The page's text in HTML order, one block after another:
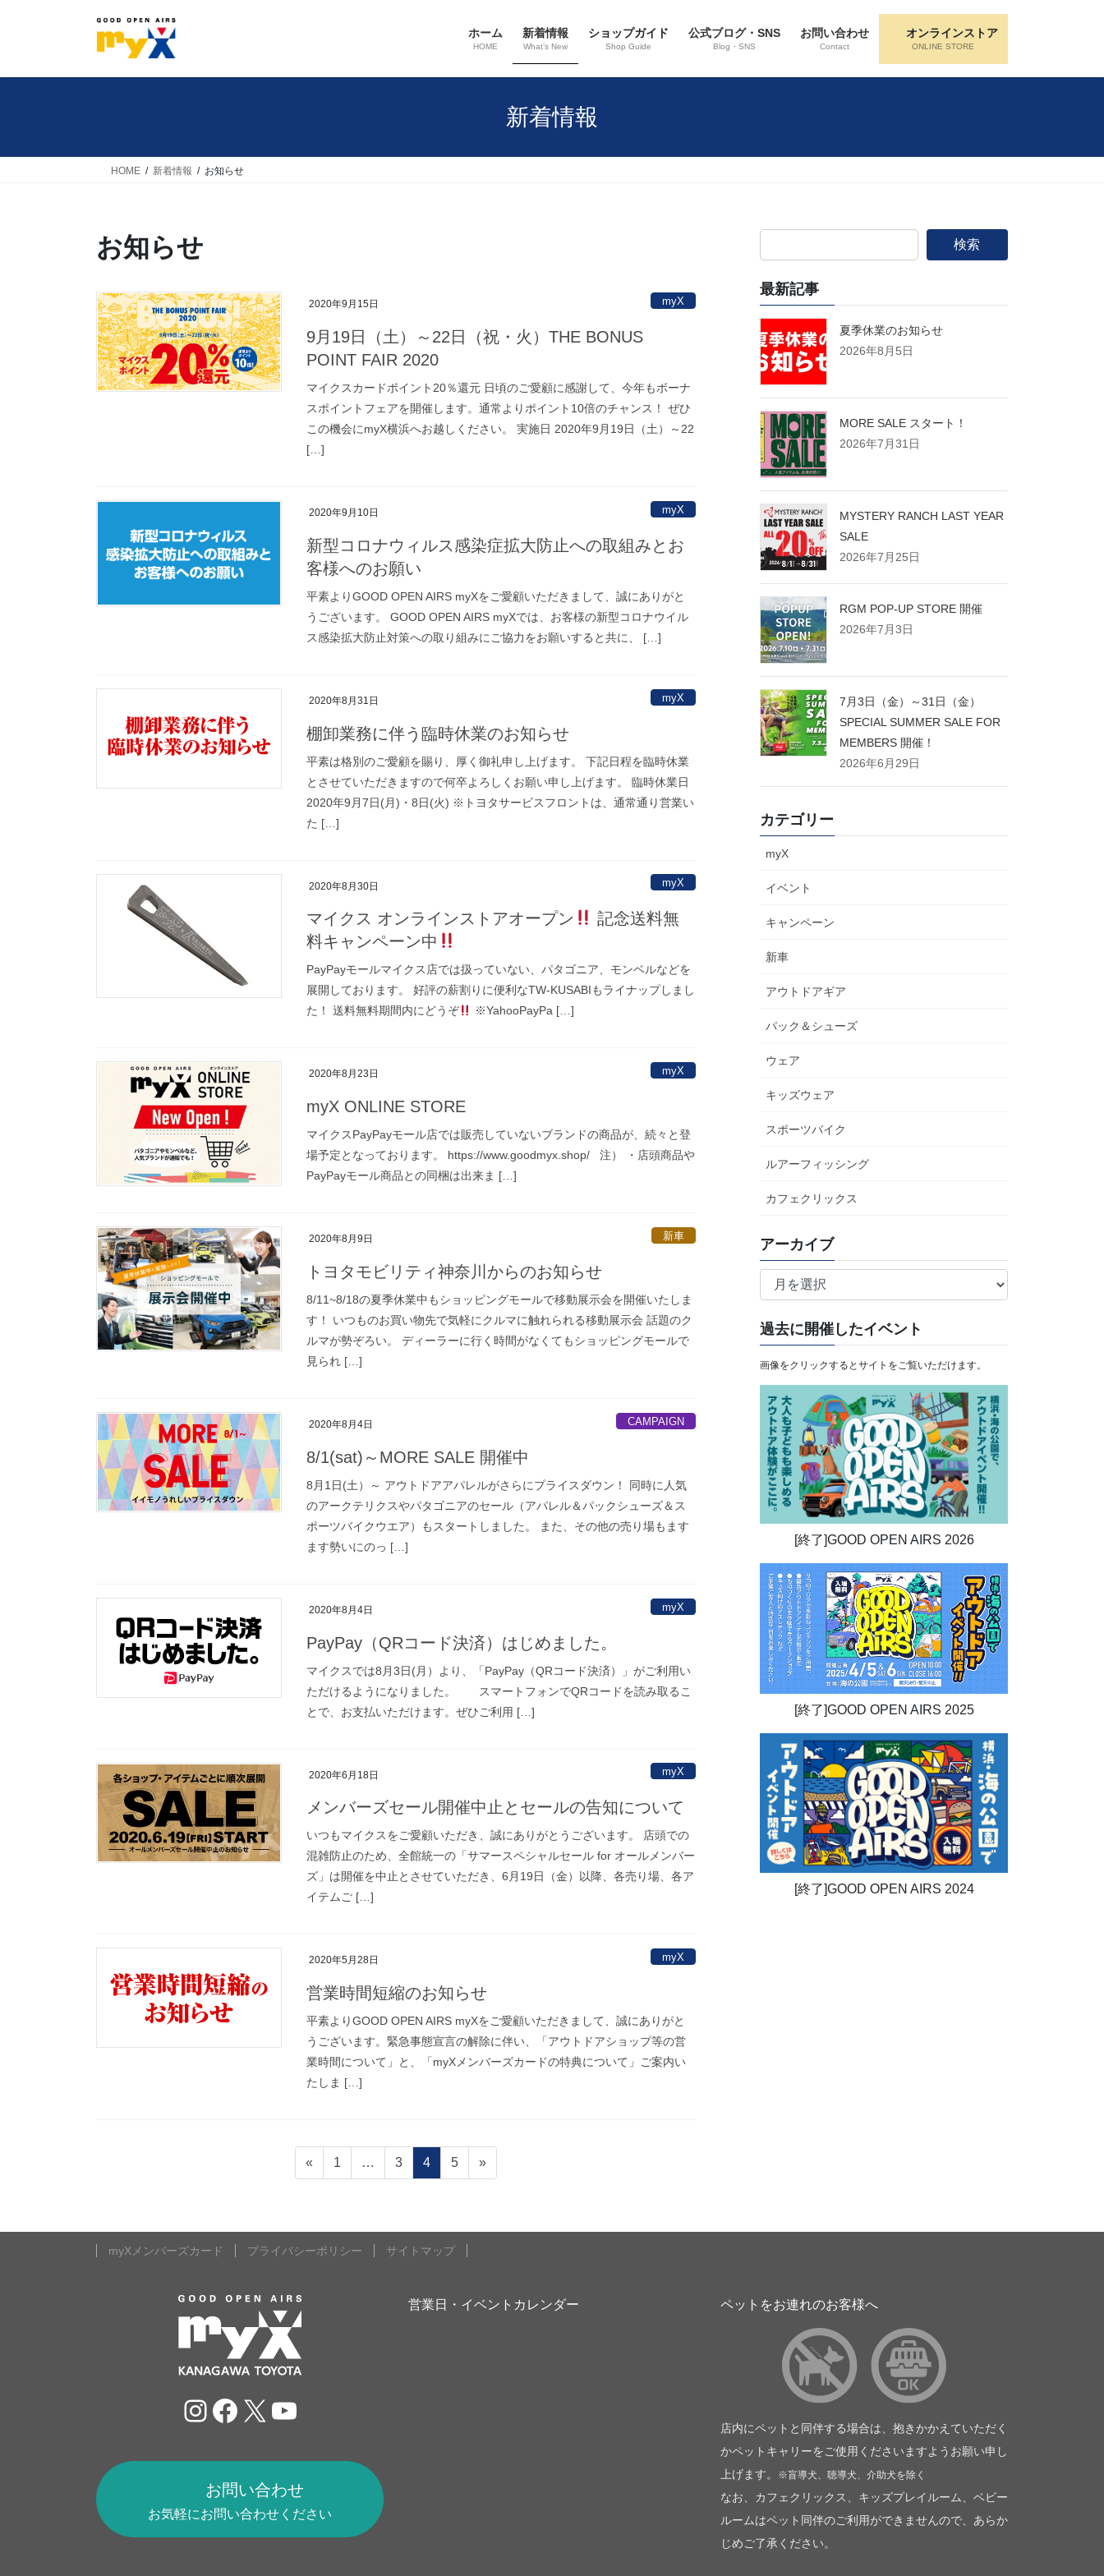
ン
ー
ホーム
HOME
新着情報
What’s New
ショップガイド
Shop Guide
公式ブログ・SNS
Blog・SNS
お問い合わせ
Contact
オンラインストア
ONLINE STORE
新着情報
HOME 新着情報 お知らせ
お知らせ
2020年9月15日 myX
9月19日（土）～22日（祝・火）THE BONUS
POINT FAIR 2020
マイクスカードポイント20％還元 日頃のご愛顧に感謝して、今年もボーナ
スポイントフェアを開催します。通常よりポイント10倍のチャンス！ ぜひ
この機会にmyX横浜へお越しください。 実施日 2020年9月19日（土）～22
[…]
2020年9月10日 myX
新型コロナウィルス感染症拡大防止への取組みとお
客様へのお願い
平素よりGOOD OPEN AIRS myXをご愛顧いただきまして、誠にありがと
うございます。 GOOD OPEN AIRS myXでは、お客様の新型コロナウイル
ス感染拡大防止対策への取り組みにご協力をお願いすると共に、 […]
2020年8月31日 myX
棚卸業務に伴う臨時休業のお知らせ
平素は格別のご愛顧を賜り、厚く御礼申し上げます。 下記日程を臨時休業
とさせていただきますので何卒よろしくお願い申し上げます。 臨時休業日
2020年9月7日(月)・8日(火) ※トヨタサービスフロントは、通常通り営業い
た […]
2020年8月30日 myX
マイクス オンラインストアオープン
記念送料無
料キャンペーン中
PayPayモールマイクス店では扱っていない、パタゴニア、モンベルなどを
展開しております。 好評の薪割りに便利なTW-KUSABIもライナップしまし
た！ 送料無料期間内にどうぞ
※YahooPayPa […]
2020年8月23日 myX
myX ONLINE STORE
マイクスPayPayモール店では販売していないブランドの商品が、続々と登
場予定となっております。 https://www.goodmyx.shop/ 注） ・店頭商品や
PayPayモール商品との同梱は出来ま […]
2020年8月9日 新車
トヨタモビリティ神奈川からのお知らせ
8/11~8/18の夏季休業中もショッピングモールで移動展示会を開催いたしま
す！ いつものお買い物先で気軽にクルマに触れられる移動展示会 話題のク
ルマが勢ぞろい。 ディーラーに行く時間がなくてもショッピングモールで
見られ […]
2020年8月4日 CAMPAIGN
8/1(sat)～MORE SALE 開催中
8月1日(土）～ アウトドアアパレルがさらにプライスダウン！ 同時に人気
のアークテリクスやパタゴニアのセール（アパレル＆パックシューズ＆ス
ポーツバイクウエア）もスタートしました。 また、その他の売り場もます
ます勢いにのっ […]
2020年8月4日 myX
PayPay（QRコード決済）はじめました。
マイクスでは8月3日(月）より、「PayPay（QRコード決済）」がご利用い
ただけるようになりました。 スマートフォンでQRコードを読み取るこ
とで、お支払いただけます。ぜひご利用 […]
2020年6月18日 myX
メンバーズセール開催中止とセールの告知について
いつもマイクスをご愛顧いただき、誠にありがとうございます。 店頭での
混雑防止のため、全館統一の「サマースペシャルセール for オールメンバー
ズ」は開催を中止とさせていただき、6月19日（金）以降、各売り場、各ア
イテムご […]
2020年5月28日 myX
営業時間短縮のお知らせ
平素よりGOOD OPEN AIRS myXをご愛顧いただきまして、誠にありがと
うございます。緊急事態宣言の解除に伴い、「アウトドアショップ等の営
業時間について」と、「myXメンバーズカードの特典について」ご案内い
たしま […]
の
«
固
定
ジ
1 …
固
定
ジ
3
固
定
ジ
4
固
定
ジ
5 »
検索
最新記事
夏季休業のお知らせ
2026年8月5日
MORE SALE スタート！
2026年7月31日
MYSTERY RANCH LAST YEAR
SALE
2026年7月25日
RGM POP-UP STORE 開催
2026年7月3日
7月3日（金）～31日（金）
SPECIAL SUMMER SALE FOR
MEMBERS 開催！
2026年6月29日
カテゴリー
myX
イベント
キャンペーン
新車
アウトドアギア
パック＆シューズ
ウェア
キッズウェア
スポーツバイク
ルアーフィッシング
カフェクリックス
アーカイブ
ア
イ
ブ
過去に開催したイベント
画像をクリックするとサイトをご覧いただけます。
[終了]GOOD OPEN AIRS 2026
[終了]GOOD OPEN AIRS 2025
[終了]GOOD OPEN AIRS 2024
myXメンバーズカード プライバシーポリシー サイトマップ
Instagram
Facebook
X YouTube
お問い合わせ
お気軽にお問い合わせください
営業日・イベントカレンダー ペットをお連れのお客様へ
店内にペットと同伴する場合は、抱きかかえていただく
かペットキャリーをご使用くださいますようお願い申し
上げます。
※盲導犬、聴導犬、介助犬を除く
なお、カフェクリックス、キッズプレイルーム、ベビー
ルームはペット同伴のご利用ができませんので、あらか
じめご了承ください。